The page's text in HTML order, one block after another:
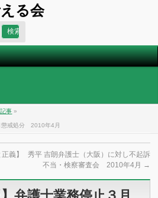
る会
事 »
懲戒処分 2010年4月
義】
秀平 吉朗弁護士（大阪）に対し不起訴
不当・検察審査会 2010年4月 →